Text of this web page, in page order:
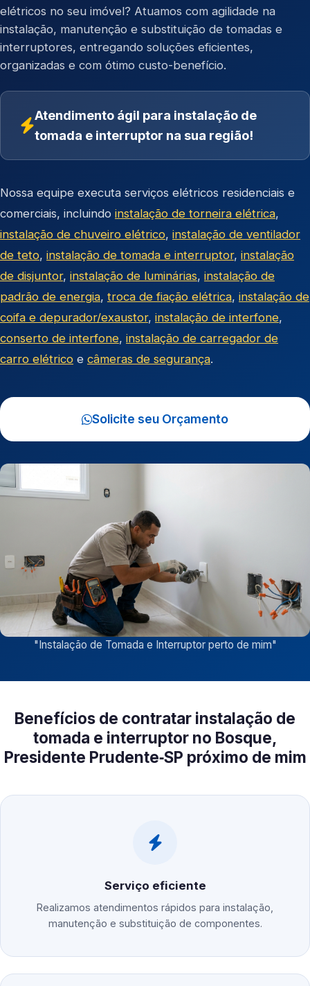
elétricos no seu imóvel? Atuamos com agilidade na
instalação, manutenção e substituição de tomadas e
interruptores, entregando soluções eficientes,
organizadas e com ótimo custo-benefício.
Atendimento ágil para instalação de
tomada e interruptor na sua região!
Nossa equipe executa serviços elétricos residenciais e
comerciais, incluindo instalação de torneira elétrica,
instalação de chuveiro elétrico, instalação de ventilador
de teto, instalação de tomada e interruptor, instalação
de disjuntor, instalação de luminárias, instalação de
padrão de energia, troca de fiação elétrica, instalação de
coifa e depurador/exaustor, instalação de interfone,
conserto de interfone, instalação de carregador de
carro elétrico e câmeras de segurança.
Solicite seu Orçamento
"Instalação de Tomada e Interruptor perto de mim"
Benefícios de contratar instalação de
tomada e interruptor no Bosque,
Presidente Prudente‑SP próximo de mim
Serviço eficiente
Realizamos atendimentos rápidos para instalação,
manutenção e substituição de componentes.